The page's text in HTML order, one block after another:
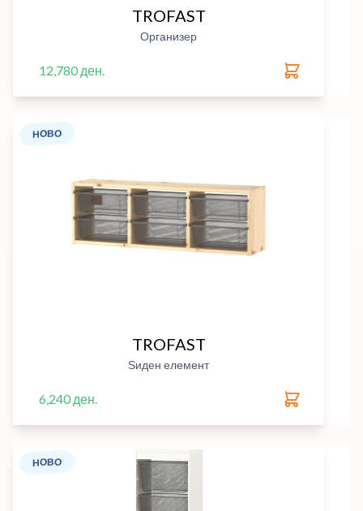
TROFAST
Организер
12,780 ден.
НОВО
TROFAST
Ѕиден елемент
6,240 ден.
НОВО